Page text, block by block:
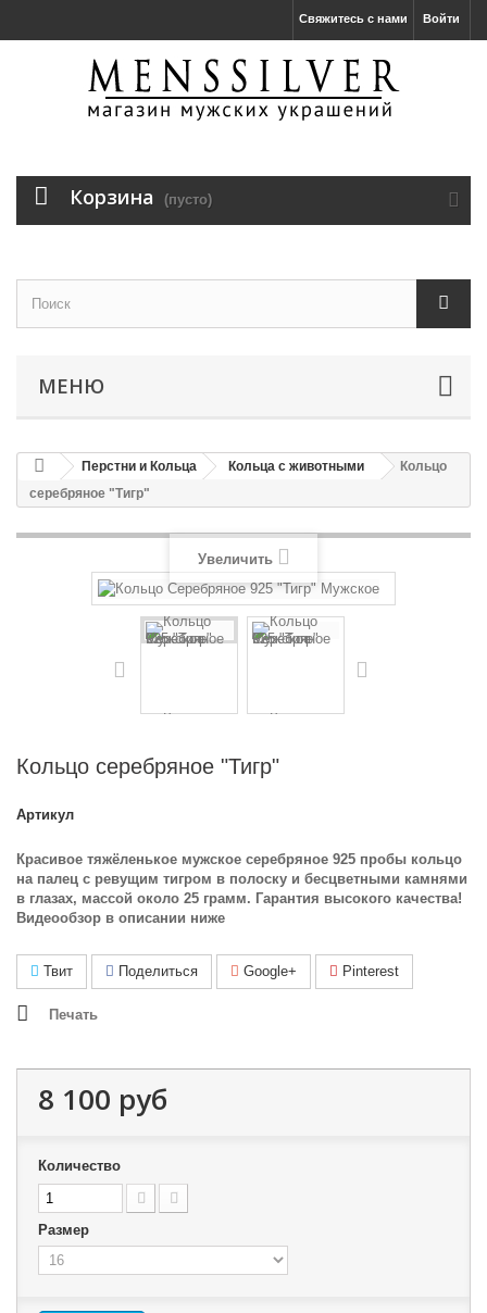
Войти
Свяжитесь с нами
Корзина (пусто)
МЕНЮ
Перстни и Кольца Кольца с животными
Кольцо
серебряное "Тигр"
Увеличить
Кольцо серебряное "Тигр"
Артикул
Красивое тяжёленькое мужское серебряное 925 пробы кольцо
на палец с ревущим тигром в полоску и бесцветными камнями
в глазах, массой около 25 грамм. Гарантия высокого качества!
Видеообзор в описании ниже
Твит Поделиться Google+ Pinterest
Печать
8 100 руб
Количество
Размер